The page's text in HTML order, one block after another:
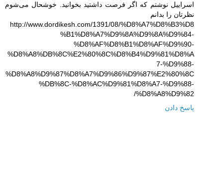
اسراييل نوشتم که اگر فرصت داشتيد بخوانيد. خوشحال می‌شوم
نظرتان را بدانم
http://www.dordikesh.com/1391/08/%D8%A7%D8%B3%D8
%B1%D8%A7%D9%8A%D9%8A%D9%84-
%D8%AF%D8%B1%D8%AF%D9%90-
%D8%A8%DB%8C%E2%80%8C%D8%B4%D9%81%D8%A
7-%D9%88-
%D8%A8%D9%87%D8%A7%D9%86%D9%87%E2%80%8C
%DB%8C-%D8%AC%D9%81%D8%A7-%D9%88-
%D8%A8%D9%82/
پاسخ دادن